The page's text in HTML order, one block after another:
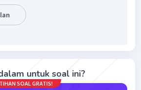
untuk soal ini?
SOAL GRATIS!